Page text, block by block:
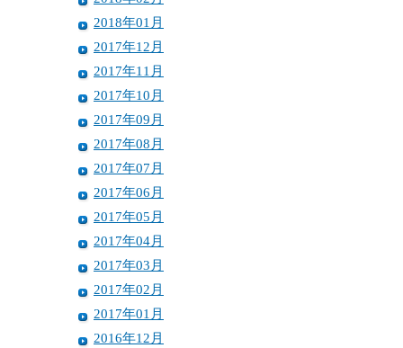
2018年01月
2017年12月
2017年11月
2017年10月
2017年09月
2017年08月
2017年07月
2017年06月
2017年05月
2017年04月
2017年03月
2017年02月
2017年01月
2016年12月